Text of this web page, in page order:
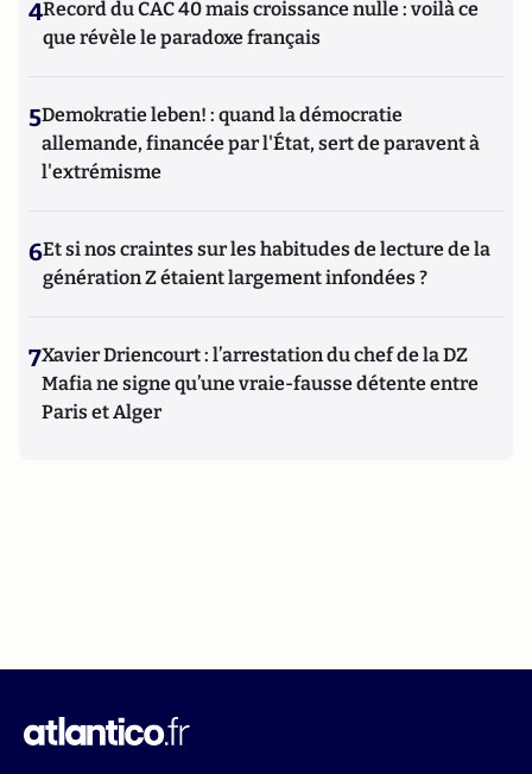
4Record du CAC 40 mais croissance nulle : voilà ce
que révèle le paradoxe français
5Demokratie leben! : quand la démocratie
allemande, financée par l'État, sert de paravent à
l'extrémisme
6Et si nos craintes sur les habitudes de lecture de la
génération Z étaient largement infondées ?
7Xavier Driencourt : l’arrestation du chef de la DZ
Mafia ne signe qu’une vraie-fausse détente entre
Paris et Alger